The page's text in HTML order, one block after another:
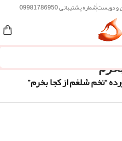
و دویستشماره پشتیبانی 09981786950
“تخم شلغم از کجا بخرم”